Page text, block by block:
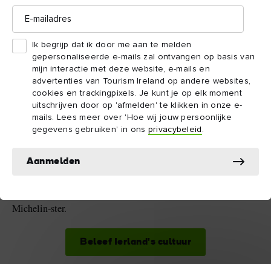
E-
mailadres
Ik begrijp dat ik door me aan te melden
gepersonaliseerde e-mails zal ontvangen op basis van
mijn interactie met deze website, e-mails en
advertenties van Tourism Ireland op andere websites,
cookies en trackingpixels. Je kunt je op elk moment
uitschrijven door op 'afmelden' te klikken in onze e-
mails. Lees meer over 'Hoe wij jouw persoonlijke
gegevens gebruiken' in ons privacybeleid
Aanmelden
droge stenen – Ierland is dé plek om nieuwe vaardigheden te
leren terwijl je onze gebruiken leert kennen in prachtige
landschappen.
2 Ontdek de literatuur van Ierland
Van Yeats tot Rooney, onze dichters, toneelschrijvers en
vertellers hebben zich door Ierland laten inspireren tijdens het
creëren van wereldberoemde literatuur.
3
sterren
Michelin-ster.
Beleef Ierland's cultuur